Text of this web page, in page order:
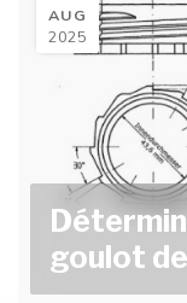
AUG
2025
goulot